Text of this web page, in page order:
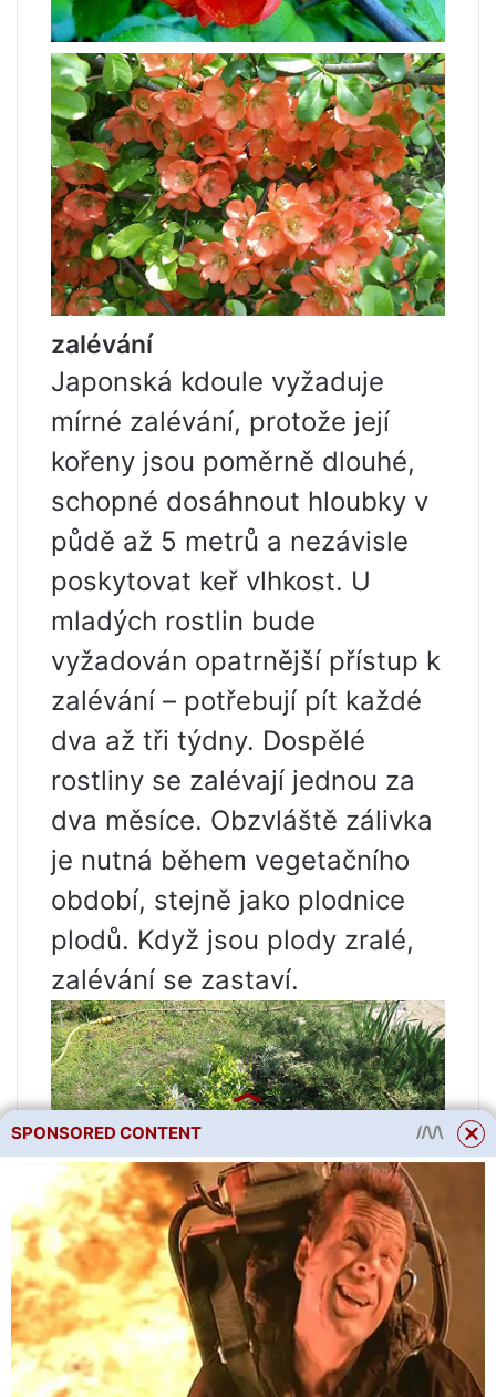
zalévání
Japonská kdoule vyžaduje
mírné zalévání, protože její
kořeny jsou poměrně dlouhé,
schopné dosáhnout hloubky v
půdě až 5 metrů a nezávisle
poskytovat keř vlhkost. U
mladých rostlin bude
vyžadován opatrnější přístup k
zalévání – potřebují pít každé
dva až tři týdny. Dospělé
rostliny se zalévají jednou za
dva měsíce. Obzvláště zálivka
je nutná během vegetačního
období, stejně jako plodnice
plodů. Když jsou plody zralé,
zalévání se zastaví.
SPONSORED CONTENT